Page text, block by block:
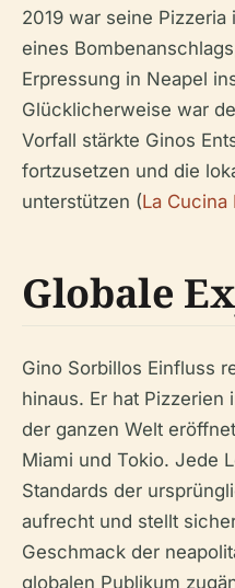
2019 war seine
eines
Erpressung in Neapel
Glücklicherweise war
Vorfall stärkte Ginos
fortzusetzen und die
unterstützen (La Cucina
Globale
Gino Sorbillos Einfluss
hinaus. Er hat
der ganzen Welt
Miami und Tokio. Jede
Standards der
aufrecht und stellt
Geschmack der
globalen Publikum